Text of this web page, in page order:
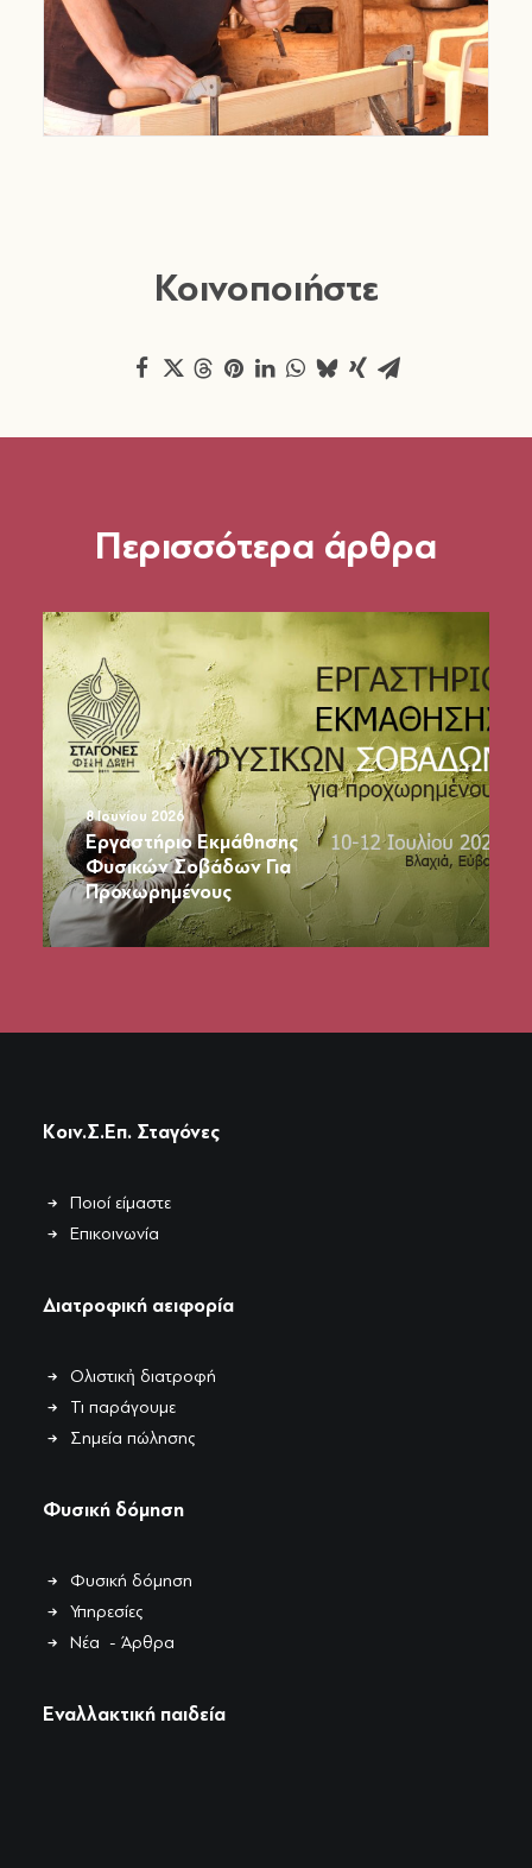
Κοινοποιήστε
Περισσότερα άρθρα
22 Απριλίου 2026
2o Εργαστήριο Εκμάθησης
Φυσικών Σοβάδων Για
Αρχάριους
Κοιν.Σ.Επ. Σταγόνες
Ποιοί είμαστε
Επικοινωνία
Διατροφική αειφορία
Ολιστικἠ διατροφή
Τι παράγουμε
Σημεία πώλησης
Φυσική δόμηση
Φυσική δόμηση
Υπηρεσίες
Νέα - Άρθρα
Εναλλακτική παιδεία